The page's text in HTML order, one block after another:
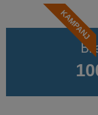
KAMPANJ